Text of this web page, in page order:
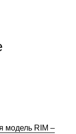
модель RIM –